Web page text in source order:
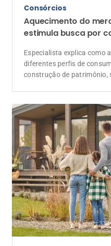
Consórcios
Aquecimento do
estimula busca por
Especialista explica como
diferentes perfis de
construção de patrimônio,